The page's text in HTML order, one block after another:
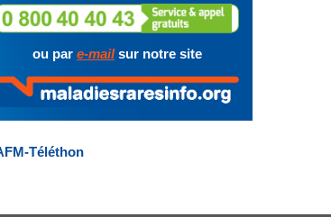
ou par e-mailsur notre site
Téléthon